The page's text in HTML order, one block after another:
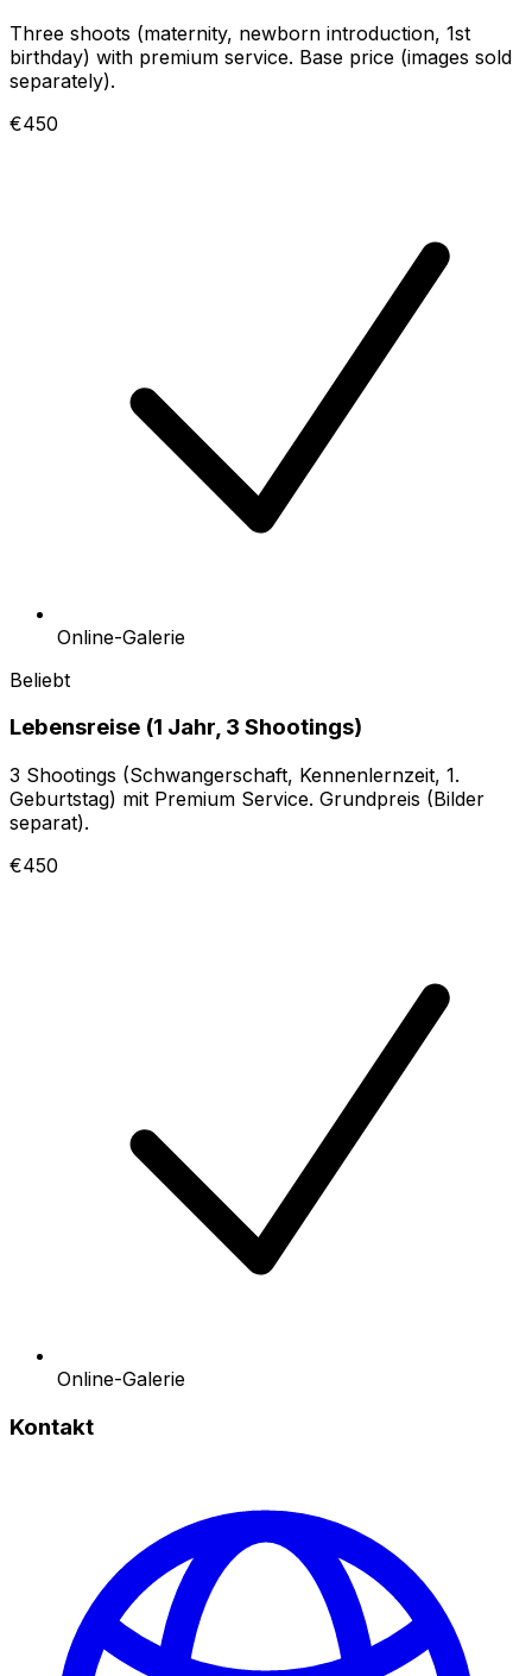
Three shoots (maternity, newborn introduction, 1st
birthday) with premium service. Base price (images sold
separately).
€450
Online-Galerie
Beliebt
Lebensreise (1 Jahr, 3 Shootings)
3 Shootings (Schwangerschaft, Kennenlernzeit, 1.
Geburtstag) mit Premium Service. Grundpreis (Bilder
separat).
€450
Online-Galerie
Kontakt